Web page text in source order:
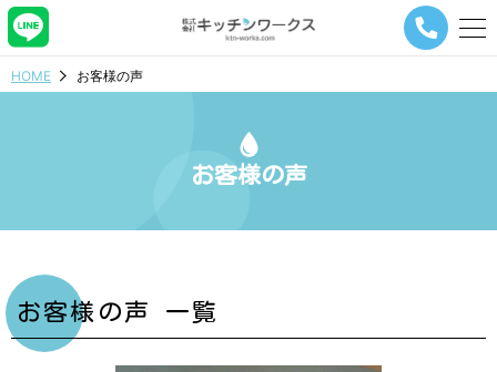
メ
ー
ン
HOME お客様の声
お客様の声
お客様の声 一覧